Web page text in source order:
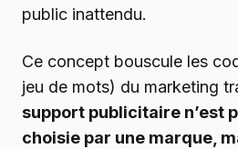
public inattendu.
Ce concept bouscule les
jeu de mots) du marketing
support publicitaire n’est
choisie par une marque,